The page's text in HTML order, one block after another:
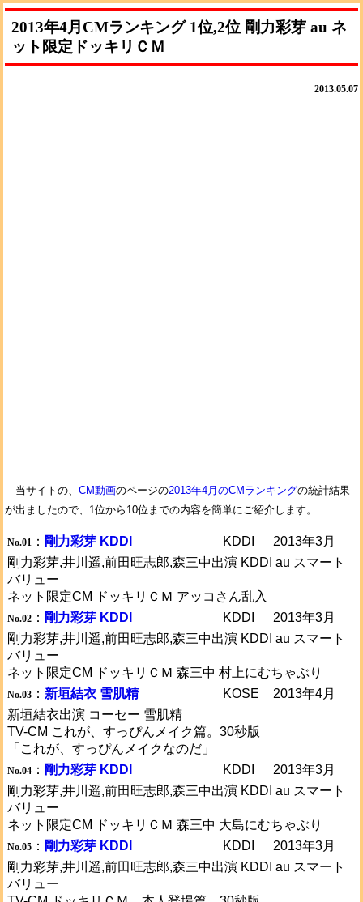
2013年4月CMランキング 1位,2位 剛力彩芽 au ネ
ット限定ドッキリＣＭ
2013.05.07
当サイトの、 CM動画のページの2013年4月のCMランキングの統計結果
が出ましたので、1位から10位までの内容を簡単にご紹介します。
No.01 ： 剛力彩芽 KDDI KDDI
2013年3月
剛力彩芽,井川遥,前田旺志郎,森三中出演 KDDI au スマート
バリュー
ネット限定CM ドッキリＣＭ アッコさん乱入
No.02 ： 剛力彩芽 KDDI KDDI
2013年3月
剛力彩芽,井川遥,前田旺志郎,森三中出演 KDDI au スマート
バリュー
ネット限定CM ドッキリＣＭ 森三中 村上にむちゃぶり
No.03 ： 新垣結衣 雪肌精 KOSE
2013年4月
新垣結衣出演 コーセー 雪肌精
TV-CM これが、すっぴんメイク篇。30秒版
「これが、すっぴんメイクなのだ」
No.04 ： 剛力彩芽 KDDI KDDI
2013年3月
剛力彩芽,井川遥,前田旺志郎,森三中出演 KDDI au スマート
バリュー
ネット限定CM ドッキリＣＭ 森三中 大島にむちゃぶり
No.05 ： 剛力彩芽 KDDI KDDI
2013年3月
剛力彩芽,井川遥,前田旺志郎,森三中出演 KDDI au スマート
バリュー